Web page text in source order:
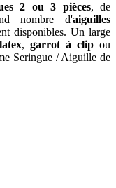
2 ou 3 pièces, de
nombre d'aiguilles
disponibles. Un large
,garrot à clip ou
Seringue / Aiguille de